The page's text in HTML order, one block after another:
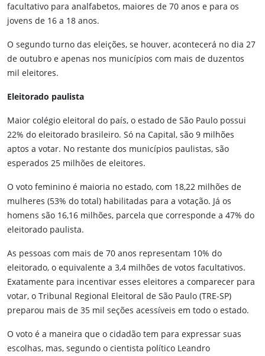
facultativo para analfabetos, maiores de 70 anos e para os
jovens de 16 a 18 anos.
O segundo turno das eleições, se houver, acontecerá no dia 27
de outubro e apenas nos municípios com mais de duzentos
mil eleitores.
Eleitorado paulista
Maior colégio eleitoral do país, o estado de São Paulo possui
22% do eleitorado brasileiro. Só na Capital, são 9 milhões
aptos a votar. No restante dos municípios paulistas, são
esperados 25 milhões de eleitores.
O voto feminino é maioria no estado, com 18,22 milhões de
mulheres (53% do total) habilitadas para a votação. Já os
homens são 16,16 milhões, parcela que corresponde a 47% do
eleitorado paulista.
As pessoas com mais de 70 anos representam 10% do
eleitorado, o equivalente a 3,4 milhões de votos facultativos.
Exatamente para incentivar esses eleitores a comparecer para
votar, o Tribunal Regional Eleitoral de São Paulo (TRE-SP)
preparou mais de 35 mil seções acessíveis em todo o estado.
O voto é a maneira que o cidadão tem para expressar suas
escolhas, mas, segundo o cientista político Leandro